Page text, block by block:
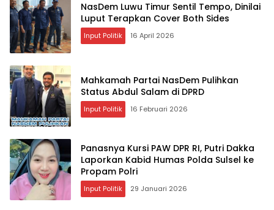
NasDem Luwu Timur Sentil Tempo, Dinilai
Luput Terapkan Cover Both Sides
Input Politik 16 April 2026
Mahkamah Partai NasDem Pulihkan
Status Abdul Salam di DPRD
Input Politik 16 Februari 2026
Panasnya Kursi PAW DPR RI, Putri Dakka
Laporkan Kabid Humas Polda Sulsel ke
Propam Polri
Input Politik 29 Januari 2026